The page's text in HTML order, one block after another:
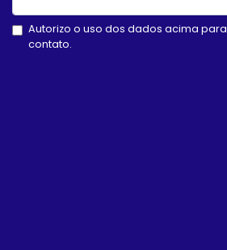
Autorizo o uso dos dados acima para
contato.